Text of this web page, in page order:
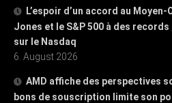
L’espoir d’un accord au
Jones et le S&P 500 à des records
sur le Nasdaq
6. August 2026
AMD affiche des perspectives
bons de souscription limite son